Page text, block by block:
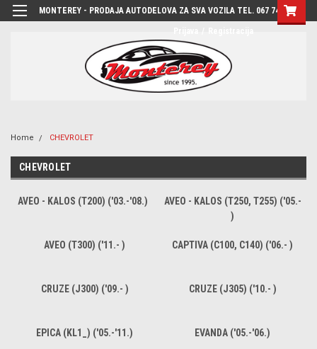
MONTEREY - PRODAJA AUTODELOVA ZA SVA VOZILA TEL. 067 7444-780
Home CHEVROLET
CHEVROLET
AVEO - KALOS (T200) ('03.-'08.)
AVEO - KALOS (T250, T255) ('05.-
)
AVEO (T300) ('11.- ) CAPTIVA (C100, C140) ('06.- )
CRUZE (J300) ('09.- ) CRUZE (J305) ('10.- )
EPICA (KL1_) ('05.-'11.) EVANDA ('05.-'06.)